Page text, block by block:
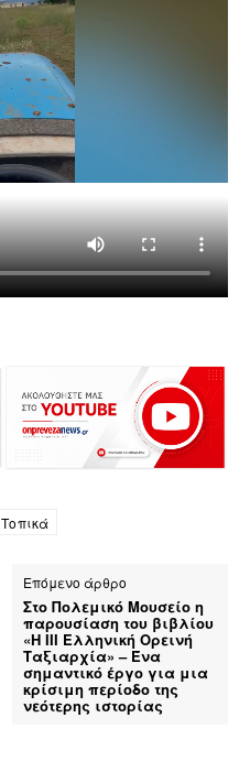
Τοπικά
Επόμενο άρθρο
Στο Πολεμικό Μουσείο η
παρουσίαση του βιβλίου
«Η ΙΙΙ Ελληνική Ορεινή
Ταξιαρχία» – Ένα
σημαντικό έργο για μια
κρίσιμη περίοδο της
νεότερης ιστορίας